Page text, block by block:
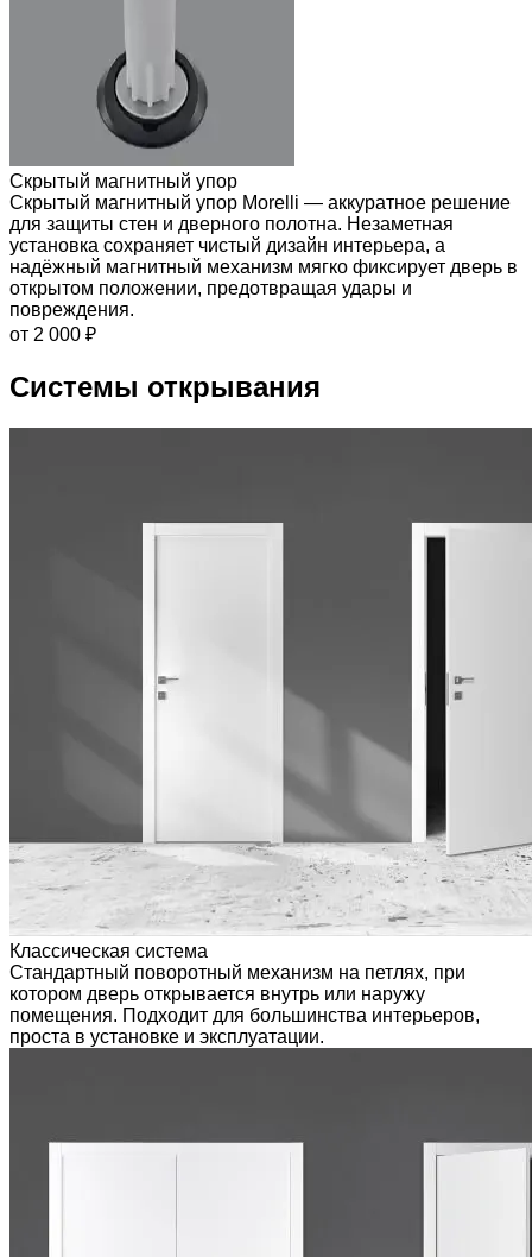
Скрытый магнитный упор
Скрытый магнитный упор Morelli — аккуратное решение
для защиты стен и дверного полотна. Незаметная
установка сохраняет чистый дизайн интерьера, а
надёжный магнитный механизм мягко фиксирует дверь в
открытом положении, предотвращая удары и
повреждения.
от 2 000 ₽
Системы открывания
Классическая система
Стандартный поворотный механизм на петлях, при
котором дверь открывается внутрь или наружу
помещения. Подходит для большинства интерьеров,
проста в установке и эксплуатации.